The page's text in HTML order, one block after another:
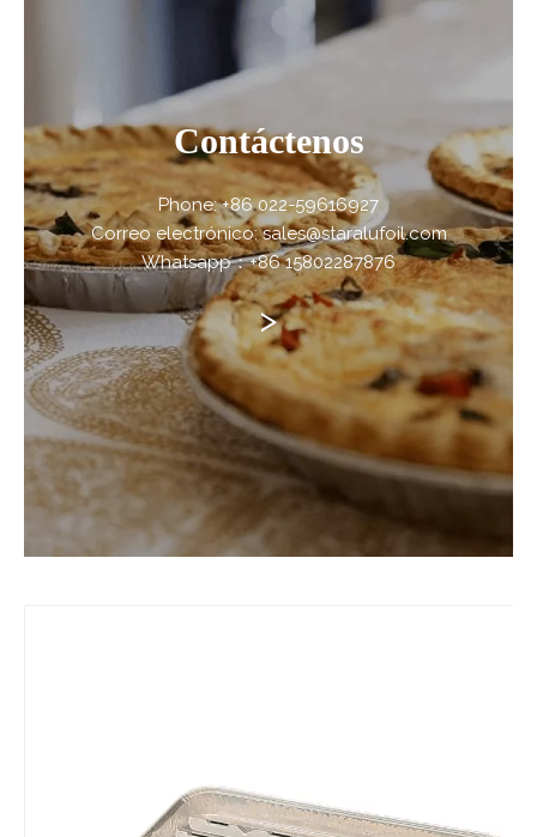
Contáctenos
Phone: +86 022-59616927
Correo electrónico: sales@staralufoil.com
Whatsapp：+86 15802287876
>